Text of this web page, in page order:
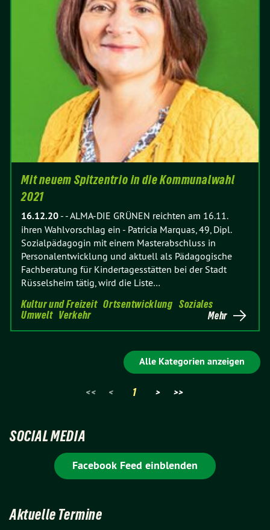
Mit neuem Spitzentrio in die Kommunalwahl
2021
16.12.20 - - ALMA-DIE GRÜNEN reichten am 16.11.
ihren Wahlvorschlag ein - Patricia Marquas, 49, Dipl.
Sozialpädagogin mit einem Masterabschluss in
Personalentwicklung und aktuell als Pädagogische
Fachberatung für Kindertagesstätten bei der Stadt
Rüsselsheim tätig, wird die Liste…
Kultur und Freizeit Ortsentwicklung Soziales
Umwelt Verkehr Mehr
Alle Kategorien anzeigen
<< < 1 > >>
SOCIAL MEDIA
Facebook Feed einblenden
Aktuelle Termine